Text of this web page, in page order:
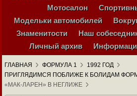
Мотосалон
Модельки автомобилей
Знаменитости
Наш
Личный архив
ГЛАВНАЯ ФОРМУЛА 1
1992 ГОД
ПРИГЛЯДИМСЯ ПОБЛИЖЕ К БОЛИДАМ
«МАК-ЛАРЕН» В НЕГЛИЖЕ